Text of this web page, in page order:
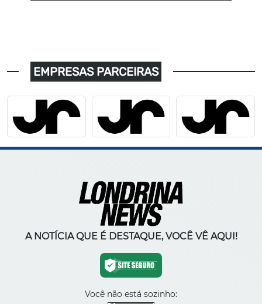
EMPRESAS PARCEIRAS
A NOTÍCIA QUE É DESTAQUE, VOCÊ VÊ AQUI!
Você não está sozinho: